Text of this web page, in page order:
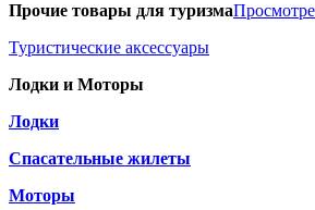
Прочие товары для туризма
Туристические аксессуары
Лодки и Моторы
Лодки
Спасательные жилеты
Моторы